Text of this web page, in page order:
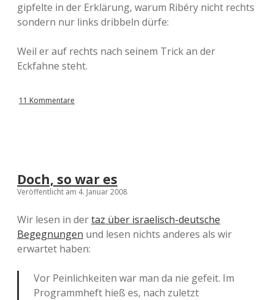
gipfelte in der Erklärung, warum Ribéry nicht rechts
sondern nur links dribbeln dürfe:
Weil er auf rechts nach seinem Trick an der
Eckfahne steht.
11 Kommentare
Doch, so war es
Veröffentlicht am 4. Januar 2008
Wir lesen in dertaz über israelisch-deutsche
Begegnungen und lesen nichts anderes als wir
erwartet haben:
Vor Peinlichkeiten war man da nie gefeit. Im
Programmheft hieß es, nach zuletzt